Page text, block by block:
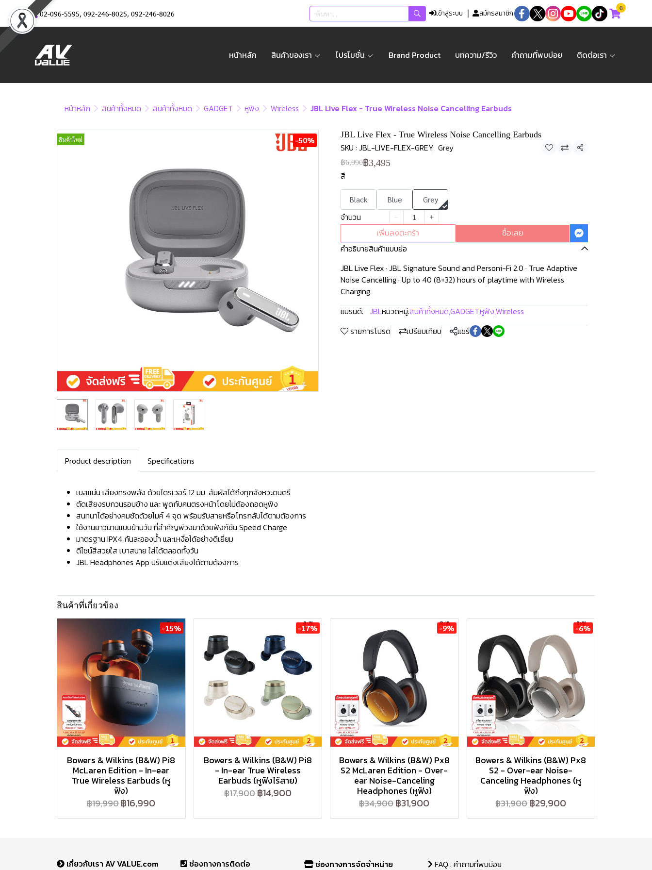
02-096-5595, 092-246-8025, 092-246-8026 เข้าสู่ระบบ สมัครสมาชิก
0
หน้าหลัก สินค้าของเรา โปรโมชั่น Brand Product บทความ/รีวิว คำถามที่พบบ่อย ติดต่อเรา
หน้าหลัก สินค้าทั้งหมด สินค้าทั้งหมด GADGET หูฟัง Wireless JBL Live Flex - True Wireless Noise Cancelling Earbuds
สินค้าใหม่ -50%
JBL Live Flex - True Wireless Noise Cancelling Earbuds
SKU : JBL-LIVE-FLEX-GREY Grey แชร์
฿6,990฿3,495
สี
Black Blue Grey
จำนวน
เพิ่มลงตะกร้า
ซื้อเลย
คำอธิบายสินค้าแบบย่อ
JBL Live Flex · JBL Signature Sound and Personi-Fi 2.0 · True Adaptive
Noise Cancelling · Up to 40 (8+32) hours of playtime with Wireless
Charging.
แบรนด์: JBLหมวดหมู่:สินค้าทั้งหมด,GADGET,หูฟัง,Wireless
รายการโปรด
เปรียบเทียบ แชร์
Product description Specifications
เบสแน่น เสียงทรงพลัง ด้วยไดรเวอร์ 12 มม. สัมผัสได้ถึงทุกจังหวะดนตรี
ตัดเสียงรบกวนรอบข้าง และ พูดกับคนตรงหน้าโดยไม่ต้องถอดหูฟัง
สนทนาได้อย่างคมชัดด้วยไมค์ 4 จุด พร้อมรับสายหรือโทรกลับได้ตามต้องการ
ใช้งานยาวนานแบบข้ามวัน ที่สำคัญพ่วงมาด้วยฟังก์ชัน Speed Charge
มาตรฐาน IPX4 กันละอองน้ำ และเหงื่อได้อย่างดีเยี่ยม
ดีไซน์สีสวยใส เบาสบาย ใส่ได้ตลอดทั้งวัน
JBL Headphones App ปรับแต่งเสียงได้ตามต้องการ
สินค้าที่เกี่ยวข้อง
-15%
Bowers & Wilkins (B&W) Pi8
McLaren Edition - In-ear
True Wireless Earbuds (หู
ฟัง)
฿19,990฿16,990
-17%
Bowers & Wilkins (B&W) Pi8
- In-ear True Wireless
Earbuds (หูฟังไร้สาย)
฿17,900฿14,900
-9%
Bowers & Wilkins (B&W) Px8
S2 McLaren Edition - Over-
ear Noise-Canceling
Headphones (หูฟัง)
฿34,900฿31,900
-6%
Bowers & Wilkins (B&W) Px8
S2 - Over-ear Noise-
Canceling Headphones (หู
ฟัง)
฿31,900฿29,900
เกี่ยวกับเรา AV VALUE.com ช่องทางการติดต่อ ช่องทางการจัดจำหน่าย
FAQ : คำถามที่พบบ่อย